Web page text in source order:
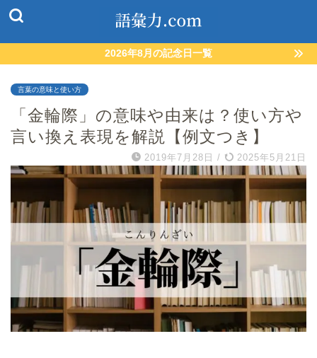
2026年8月の記念日一覧
言葉の意味と使い方
「金輪際」の意味や由来は？使い方や
言い換え表現を解説【例文つき】
2019年7月28日 / 2025年5月21日